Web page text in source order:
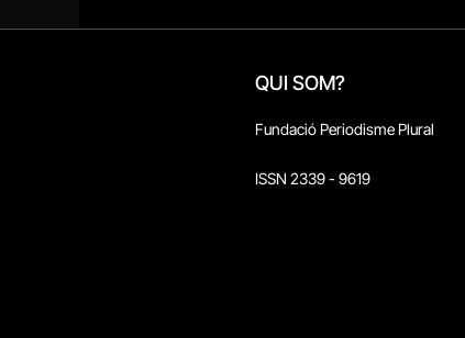
QUI SOM?
Fundació Periodisme Plural
ISSN 2339 - 9619